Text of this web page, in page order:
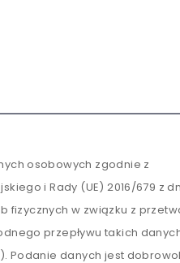
osobowych zgodnie z
i Rady (UE) 2016/679 z
fizycznych w związku z
przepływu takich
Podanie danych jest